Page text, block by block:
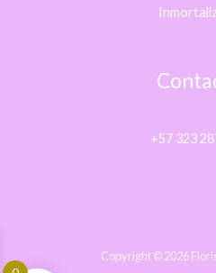
+57 323
Copyright © 2026